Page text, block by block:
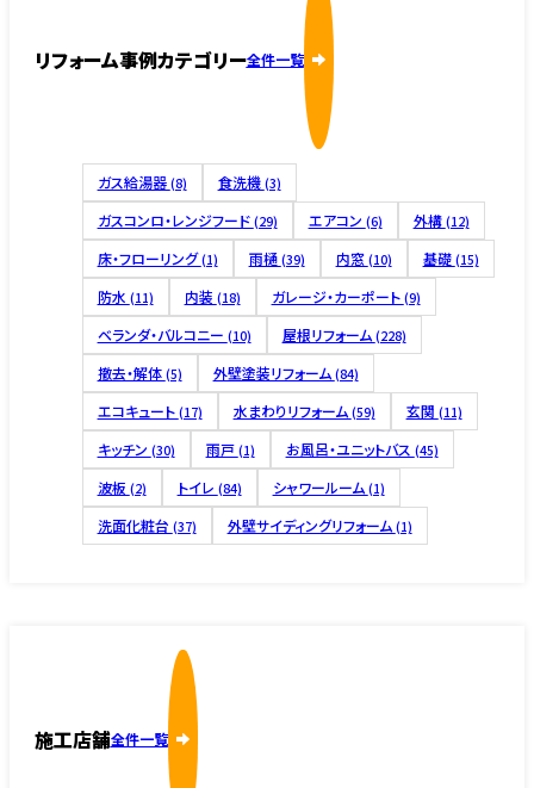
リフォーム事例カテゴリー全件一覧
ガス給湯器 (8) 食洗機 (3)
ガスコンロ・レンジフード (29) エアコン (6) 外構 (12)
床・フローリング(1) 雨樋 (39) 内窓 (10) 基礎 (15)
防水 (11) 内装 (18) ガレージ・カーポート (9)
ベランダ・バルコニー (10) 屋根リフォーム (228)
撤去・解体 (5) 外壁塗装リフォーム (84)
エコキュート (17) 水まわりリフォーム (59) 玄関 (11)
キッチン (30) 雨戸 (1) お風呂・ユニットバス (45)
波板 (2) トイレ (84) シャワールーム (1)
洗面化粧台 (37) 外壁サイディングリフォーム (1)
施工店舗全件一覧